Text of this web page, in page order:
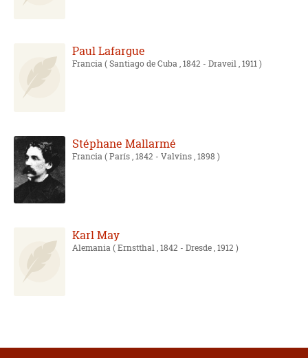
Paul Lafargue
Francia( Santiago de Cuba , 1842 - Draveil , 1911 )
Stéphane Mallarmé
Francia( París , 1842 - Valvins , 1898 )
Karl May
Alemania( Ernstthal , 1842 - Dresde , 1912 )